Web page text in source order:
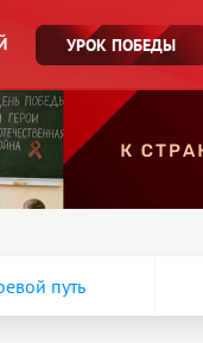
УРОК ПОБЕДЫ
путь